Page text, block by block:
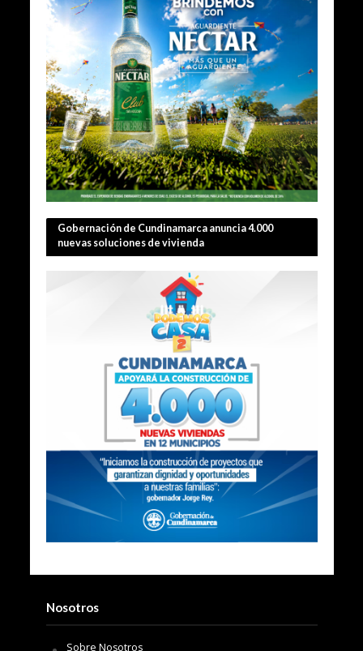
Gobernación de Cundinamarca anuncia 4.000
nuevas soluciones de vivienda
Nosotros
Sobre Nosotros